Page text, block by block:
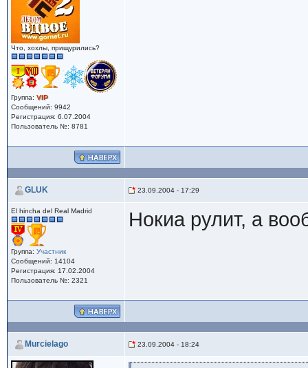
Что, хохлы, прищурились?
Группа: VIP
Сообщений: 9942
Регистрация: 6.07.2004
Пользователь №: 8781
GLUK 23.09.2004 - 17:29
El hincha del Real Madrid
Группа: Участник
Сообщений: 14104
Регистрация: 17.02.2004
Пользователь №: 2321
Нокиа рулит, а
Murcielago 23.09.2004 - 18:24